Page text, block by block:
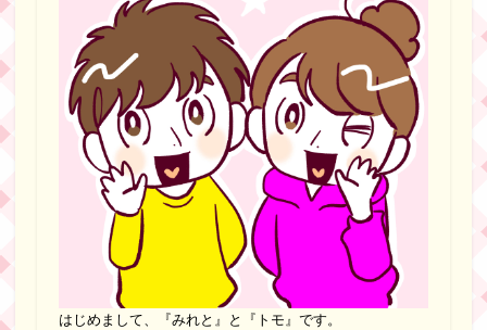
はじめまして、『みれと』と『トモ』です。